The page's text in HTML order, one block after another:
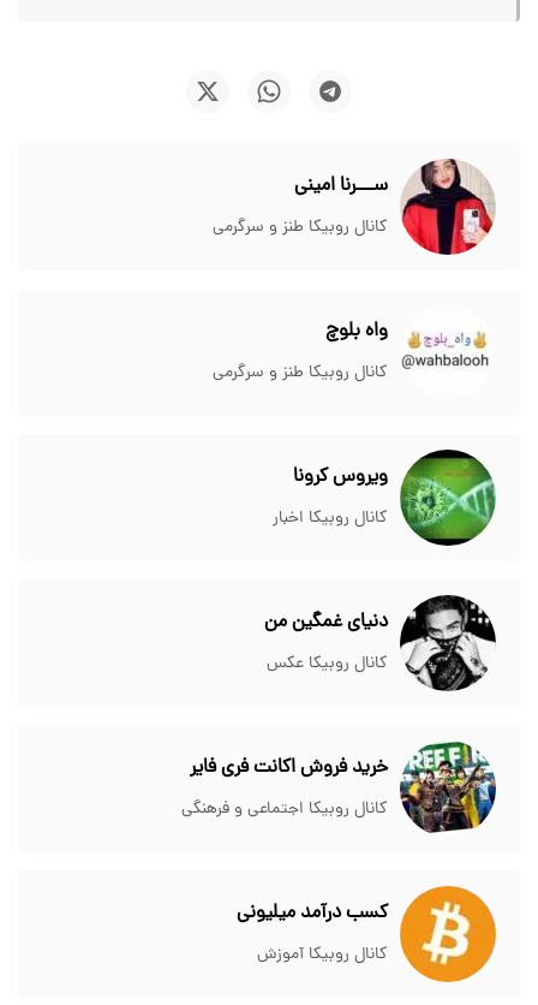
ســـرنا امینی
کانال روبیکا طنز و سرگرمی
واه بلوچ
کانال روبیکا طنز و سرگرمی
ویروس کرونا
کانال روبیکا اخبار
دنیای غمگین من
کانال روبیکا عکس
خرید فروش اکانت فری فایر
کانال روبیکا اجتماعی و فرهنگی
کسب درآمد میلیونی
کانال روبیکا آموزش